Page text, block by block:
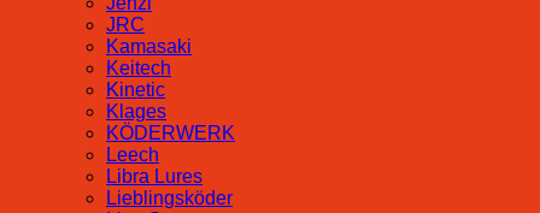
JRC
Kamasaki
Keitech
Kinetic
Klages
KÖDERWERK
Leech
Libra Lures
Lieblingsköder